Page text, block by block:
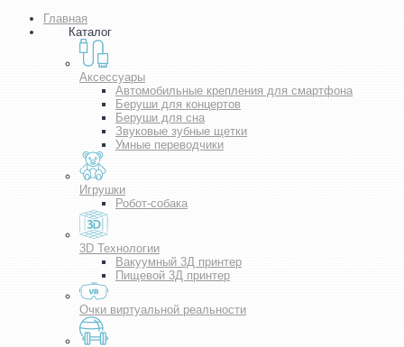
Главная
Каталог
Аксессуары
Автомобильные крепления для смартфона
Беруши для концертов
Беруши для сна
Звуковые зубные щетки
Умные переводчики
Игрушки
Робот-собака
3D Технологии
Вакуумный 3Д принтер
Пищевой 3Д принтер
Очки виртуальной реальности